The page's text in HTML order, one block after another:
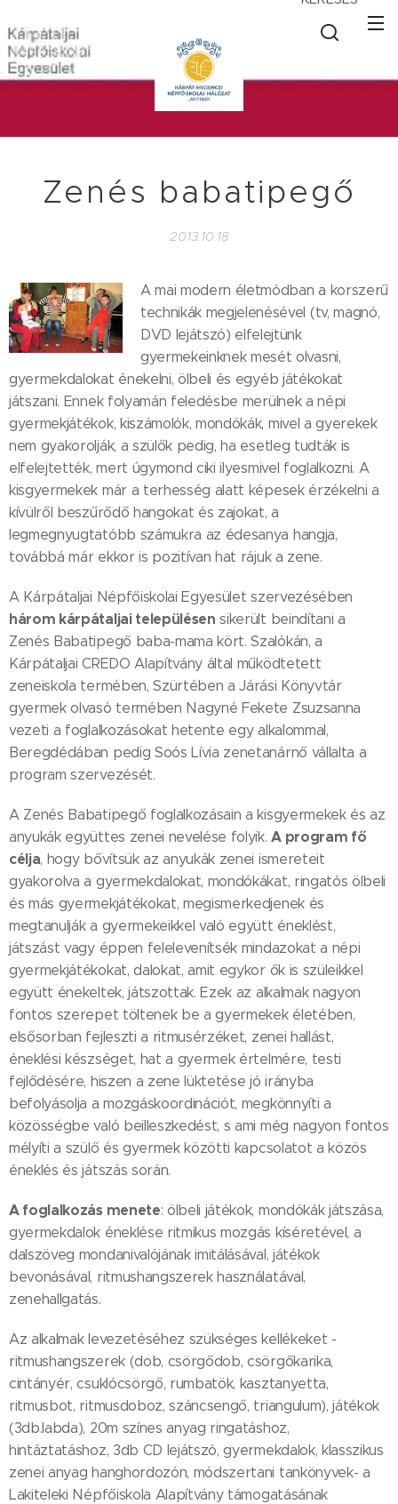
Zenés babatipegő
2013.10.18
A mai modern életmódban a korszerű
technikák megjelenésével (tv, magnó,
DVD lejátszó) elfelejtünk
gyermekeinknek mesét olvasni,
gyermekdalokat énekelni, ölbeli és egyéb játékokat
játszani. Ennek folyamán feledésbe merülnek a népi
gyermekjátékok, kiszámolók, mondókák, mivel a gyerekek
nem gyakorolják, a szülők pedig, ha esetleg tudták is
elfelejtették, mert úgymond ciki ilyesmivel foglalkozni. A
kisgyermekek már a terhesség alatt képesek érzékelni a
kívülről beszűrődő hangokat és zajokat, a
legmegnyugtatóbb számukra az édesanya hangja,
továbbá már ekkor is pozitívan hat rájuk a zene.
A Kárpátaljai Népfőiskolai Egyesület szervezésében
három kárpátaljai településen sikerült beindítani a
Zenés Babatipegő baba-mama kört. Szalókán, a
Kárpátaljai CREDO Alapítvány által működtetett
zeneiskola termében, Szürtében a Járási Könyvtár
gyermek olvasó termében Nagyné Fekete Zsuzsanna
vezeti a foglalkozásokat hetente egy alkalommal,
Beregdédában pedig Soós Lívia zenetanárnő vállalta a
program szervezését.
A Zenés Babatipegő foglalkozásain a kisgyermekek és az
anyukák együttes zenei nevelése folyik.A program fő
célja, hogy bővítsük az anyukák zenei ismereteit
gyakorolva a gyermekdalokat, mondókákat, ringatós ölbeli
és más gyermekjátékokat, megismerkedjenek és
megtanulják a gyermekeikkel való együtt éneklést,
játszást vagy éppen felelevenítsék mindazokat a népi
gyermekjátékokat, dalokat, amit egykor ők is szüleikkel
együtt énekeltek, játszottak. Ezek az alkalmak nagyon
fontos szerepet töltenek be a gyermekek életében,
elsősorban fejleszti a ritmusérzéket, zenei hallást,
éneklési készséget, hat a gyermek értelmére, testi
fejlődésére, hiszen a zene lüktetése jó irányba
befolyásolja a mozgáskoordinációt, megkönnyíti a
közösségbe való beilleszkedést, s ami még nagyon fontos
mélyíti a szülő és gyermek közötti kapcsolatot a közös
éneklés és játszás során.
A foglalkozás menete: ölbeli játékok, mondókák játszása,
gyermekdalok éneklése ritmikus mozgás kíséretével, a
dalszöveg mondanivalójának imitálásával, játékok
bevonásával, ritmushangszerek használatával,
zenehallgatás.
Az alkalmak levezetéséhez szükséges kellékeket -
ritmushangszerek (dob, csörgődob, csörgőkarika,
cintányér, csuklócsörgő, rumbatök, kasztanyetta,
ritmusbot, ritmusdoboz, száncsengő, triangulum), játékok
(3db.labda), 20m színes anyag ringatáshoz,
hintáztatáshoz, 3db CD lejátszó, gyermekdalok, klasszikus
zenei anyag hanghordozón, módszertani tankönyvek- a
Lakiteleki Népfőiskola Alapítvány támogatásának